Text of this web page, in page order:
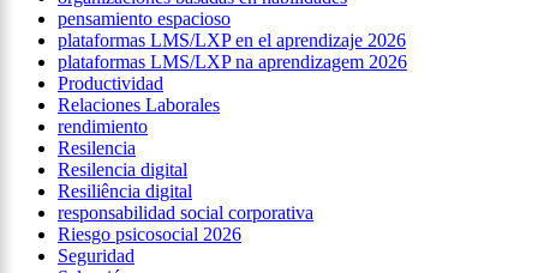
pensamiento espacioso
plataformas LMS/LXP en el aprendizaje 2026
plataformas LMS/LXP na aprendizagem 2026
Productividad
Relaciones Laborales
rendimiento
Resilencia
Resilencia digital
Resiliência digital
responsabilidad social corporativa
Riesgo psicosocial 2026
Seguridad